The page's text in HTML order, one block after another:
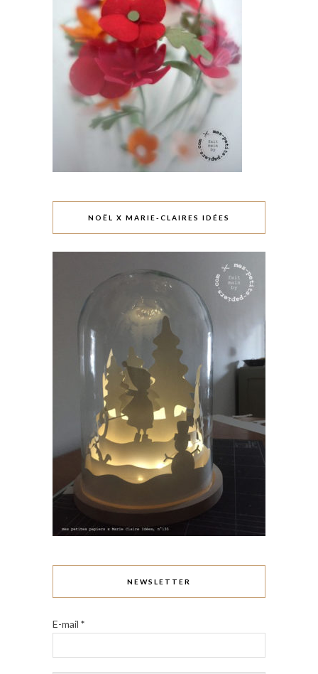
NOËL X MARIE-CLAIRES IDÉES
NEWSLETTER
E-mail *